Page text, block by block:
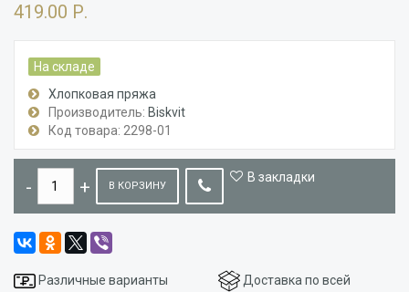
419.00 Р.
На складе
Хлопковая пряжа
Производитель: Biskvit
Код товара: 2298-01
В КОРЗИНУ
В закладки
Различные варианты
Доставка по всей